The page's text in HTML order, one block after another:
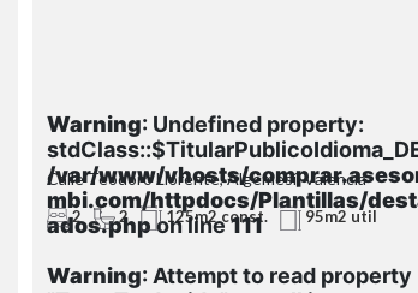
Warning: Undefined property:
/var/www/vhosts/
mbi.com/httpdocs/Plantillas/
ados.phpon line111
Warning: Attempt to read property
Calle Teodoro Llorente, Algemesí, Valencia
2 2 125m2 const. 95m2 util